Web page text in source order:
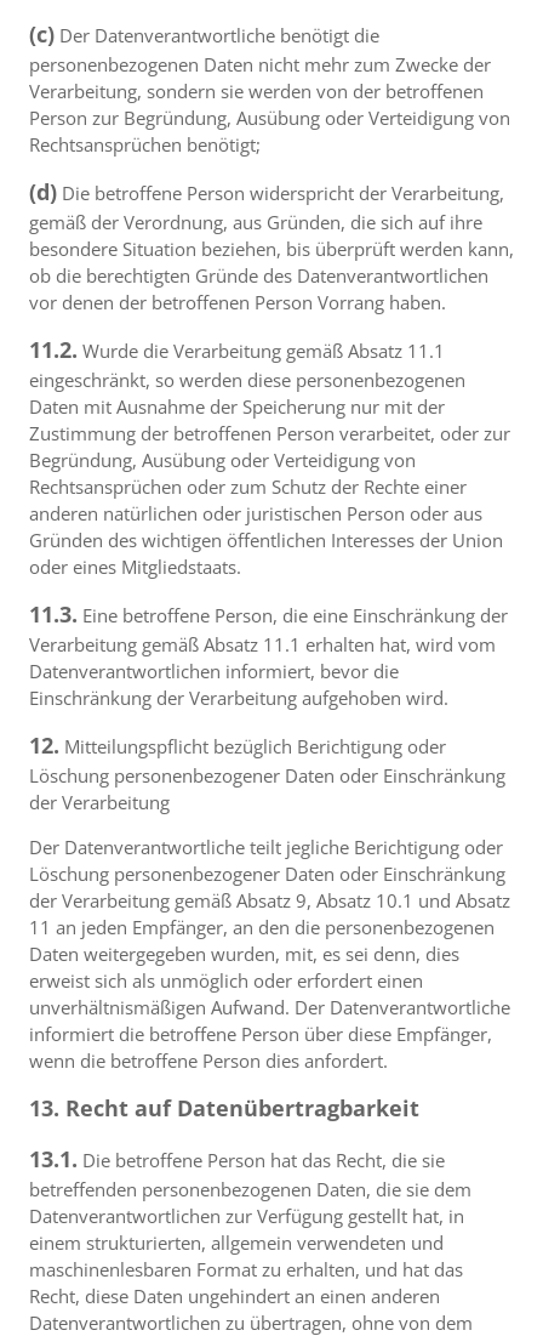
(c) Der Datenverantwortliche benötigt die
personenbezogenen Daten nicht mehr zum Zwecke der
Verarbeitung, sondern sie werden von der betroffenen
Person zur Begründung, Ausübung oder Verteidigung von
Rechtsansprüchen benötigt;
(d) Die betroffene Person widerspricht der Verarbeitung,
gemäß der Verordnung, aus Gründen, die sich auf ihre
besondere Situation beziehen, bis überprüft werden kann,
ob die berechtigten Gründe des Datenverantwortlichen
vor denen der betroffenen Person Vorrang haben.
11.2. Wurde die Verarbeitung gemäß Absatz 11.1
eingeschränkt, so werden diese personenbezogenen
Daten mit Ausnahme der Speicherung nur mit der
Zustimmung der betroffenen Person verarbeitet, oder zur
Begründung, Ausübung oder Verteidigung von
Rechtsansprüchen oder zum Schutz der Rechte einer
anderen natürlichen oder juristischen Person oder aus
Gründen des wichtigen öffentlichen Interesses der Union
oder eines Mitgliedstaats.
11.3. Eine betroffene Person, die eine Einschränkung der
Verarbeitung gemäß Absatz 11.1 erhalten hat, wird vom
Datenverantwortlichen informiert, bevor die
Einschränkung der Verarbeitung aufgehoben wird.
12. Mitteilungspflicht bezüglich Berichtigung oder
Löschung personenbezogener Daten oder Einschränkung
der Verarbeitung
Der Datenverantwortliche teilt jegliche Berichtigung oder
Löschung personenbezogener Daten oder Einschränkung
der Verarbeitung gemäß Absatz 9, Absatz 10.1 und Absatz
11 an jeden Empfänger, an den die personenbezogenen
Daten weitergegeben wurden, mit, es sei denn, dies
erweist sich als unmöglich oder erfordert einen
unverhältnismäßigen Aufwand. Der Datenverantwortliche
informiert die betroffene Person über diese Empfänger,
wenn die betroffene Person dies anfordert.
13. Recht auf Datenübertragbarkeit
13.1. Die betroffene Person hat das Recht, die sie
betreffenden personenbezogenen Daten, die sie dem
Datenverantwortlichen zur Verfügung gestellt hat, in
einem strukturierten, allgemein verwendeten und
maschinenlesbaren Format zu erhalten, und hat das
Recht, diese Daten ungehindert an einen anderen
Datenverantwortlichen zu übertragen, ohne von dem